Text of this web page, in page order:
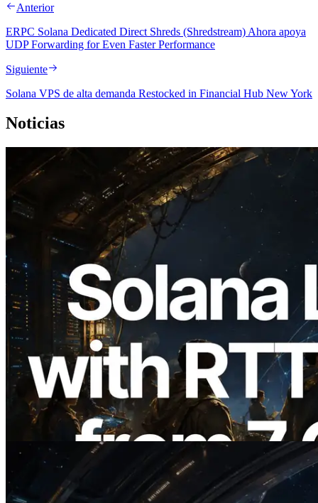
Anterior
ERPC Solana Dedicated Direct Shreds (Shredstream) Ahora apoya
UDP Forwarding for Even Faster Performance
Siguiente
Solana VPS de alta demanda Restocked in Financial Hub New York
Noticias
2026.08.05
ERPC amplía la Leader Slot API de
Solana con medición de ping desde 7
regiones globales — También se lanza la
Validators Information API
Leer este artículo